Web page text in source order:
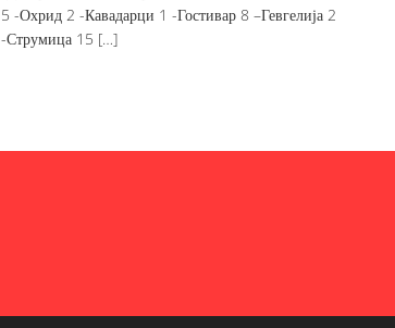
5 -Охрид 2 -Кавадарци 1 -Гостивар 8 –Гевгелија 2
-Струмица 15 […]